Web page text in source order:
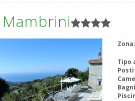
Zona:
Tipo